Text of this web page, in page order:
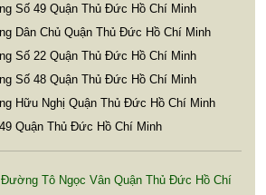
Số 49 Quận Thủ Đức Hồ Chí Minh
Dân Chủ Quận Thủ Đức Hồ Chí Minh
Số 22 Quận Thủ Đức Hồ Chí Minh
Số 48 Quận Thủ Đức Hồ Chí Minh
Hữu Nghị Quận Thủ Đức Hồ Chí Minh
Quận Thủ Đức Hồ Chí Minh
Đường Tô Ngọc Vân Quận Thủ Đức Hồ Chí